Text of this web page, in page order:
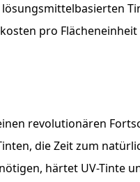
pro
revolutionären
die Zeit zum
härtet UV-Tinte